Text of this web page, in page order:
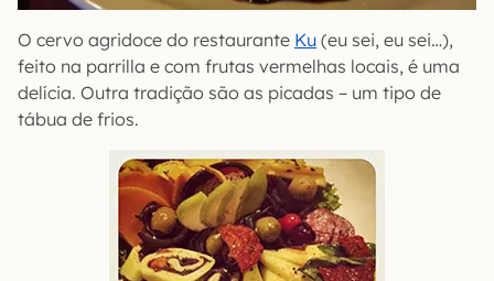
O cervo agridoce do restaurante Ku (eu sei, eu sei…),
feito na parrilla e com frutas vermelhas locais, é uma
delícia. Outra tradição são as picadas – um tipo de
tábua de frios.